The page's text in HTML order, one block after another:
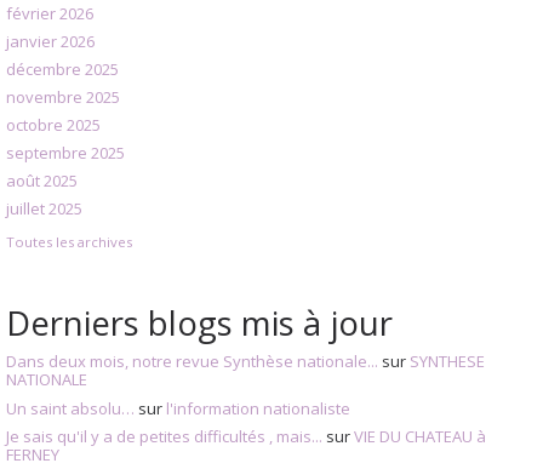
février 2026
janvier 2026
décembre 2025
novembre 2025
octobre 2025
septembre 2025
août 2025
juillet 2025
Toutes les archives
Derniers blogs mis à jour
Dans deux mois, notre revue Synthèse nationale... sur SYNTHESE
NATIONALE
Un saint absolu… sur l'information nationaliste
Je sais qu'il y a de petites difficultés , mais... surVIE DU CHATEAU à
FERNEY